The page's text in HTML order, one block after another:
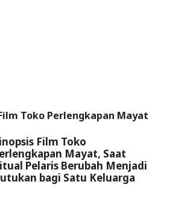
Toko Perlengkapan Mayat
Film Toko
Mayat, Saat
Pelaris Berubah Menjadi
bagi Satu Keluarga